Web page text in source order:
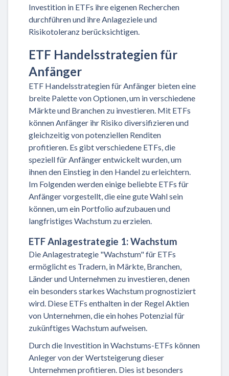
Investition in ETFs ihre eigenen Recherchen
durchführen und ihre Anlageziele und
Risikotoleranz berücksichtigen.
ETF Handelsstrategien für
Anfänger
ETF Handelsstrategien für Anfänger bieten eine
breite Palette von Optionen, um in verschiedene
Märkte und Branchen zu investieren. Mit ETFs
können Anfänger ihr Risiko diversifizieren und
gleichzeitig von potenziellen Renditen
profitieren. Es gibt verschiedene ETFs, die
speziell für Anfänger entwickelt wurden, um
ihnen den Einstieg in den Handel zu erleichtern.
Im Folgenden werden einige beliebte ETFs für
Anfänger vorgestellt, die eine gute Wahl sein
können, um ein Portfolio aufzubauen und
langfristiges Wachstum zu erzielen.
ETF Anlagestrategie 1: Wachstum
Die Anlagestrategie "Wachstum" für ETFs
ermöglicht es Tradern, in Märkte, Branchen,
Länder und Unternehmen zu investieren, denen
ein besonders starkes Wachstum prognostiziert
wird. Diese ETFs enthalten in der Regel Aktien
von Unternehmen, die ein hohes Potenzial für
zukünftiges Wachstum aufweisen.
Durch die Investition in Wachstums-ETFs können
Anleger von der Wertsteigerung dieser
Unternehmen profitieren. Dies ist besonders